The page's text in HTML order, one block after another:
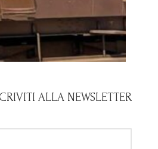
ALLA NEWSLETTER